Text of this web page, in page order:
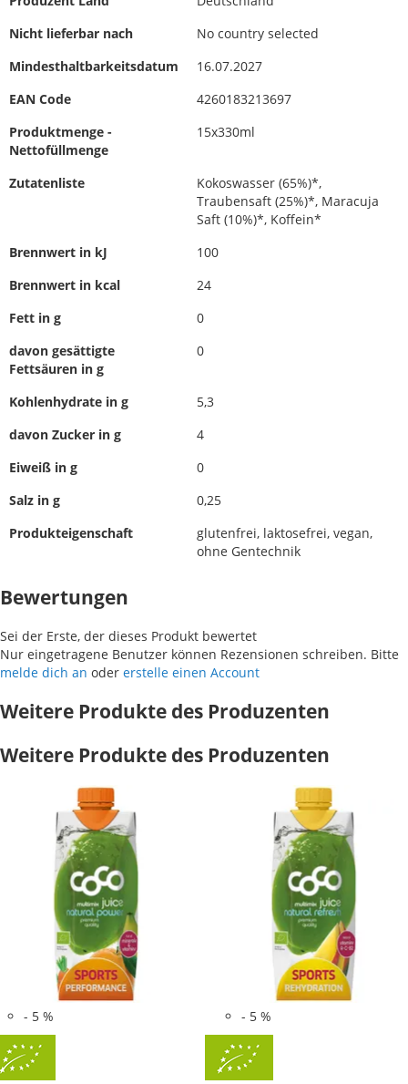
Nicht lieferbar nach
No country selected
Mindesthaltbarkeitsdatum
16.07.2027
EAN Code
4260183213697
Produktmenge -
Nettofüllmenge
15x330ml
Zutatenliste
Kokoswasser (65%)*,
Traubensaft (25%)*, Maracuja
Saft (10%)*, Koffein*
Brennwert in kJ
100
Brennwert in kcal
24
Fett in g
0
davon gesättigte
Fettsäuren in g
0
Kohlenhydrate in g
5,3
davon Zucker in g
4
Eiweiß in g
0
Salz in g
0,25
Produkteigenschaft
glutenfrei, laktosefrei, vegan,
ohne Gentechnik
Bewertungen
Sei der Erste, der dieses Produkt bewertet
Nur eingetragene Benutzer können Rezensionen schreiben. Bitte
melde dich an oder erstelle einen Account
Weitere Produkte des Produzenten
Weitere Produkte des Produzenten
- 5 % - 5 %